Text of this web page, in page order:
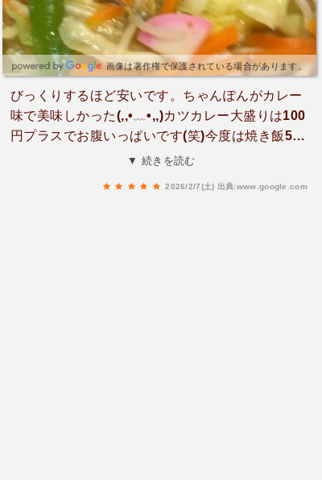
画像は著作権で保護されている場合があります。
びっくりするほど安いです。ちゃんぽんがカレー
味で美味しかった(,,•﹏•,,)カツカレー大盛りは100
円プラスでお腹いっぱいです(笑)今度は焼き飯500
▼ 続きを読む
2026/2/7(土) 出典:www.google.com